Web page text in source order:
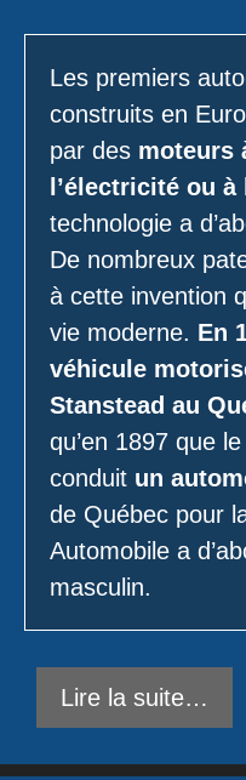
Les premiers
construits en
par des moteurs
l’électricité ou à
technologie a
De nombreux
à cette invention
vie moderne. En
véhicule
Stanstead au
qu’en 1897 que
conduit un
de Québec pour
Automobile a
masculin.
Lire la suite…